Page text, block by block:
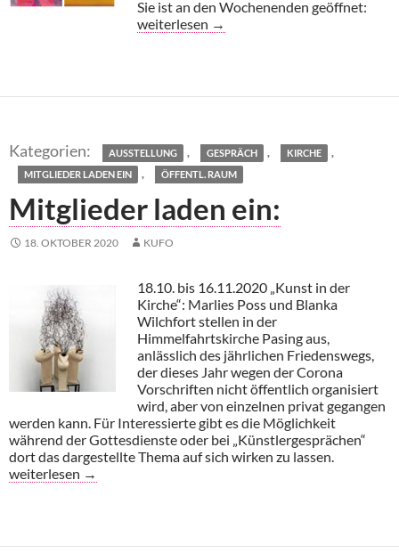
Sie ist an den Wochenenden geöffnet:
St. Raphael: Ausstellung „Hoffnungsfremd“
weiterlesen →
AUSSTELLUNG , GESPRÄCH , KIRCHE ,
MITGLIEDER LADEN EIN , ÖFFENTL. RAUM
Mitglieder laden ein:
18. OKTOBER 2020 KUFO
18.10. bis 16.11.2020 „Kunst in der
Kirche“: Marlies Poss und Blanka
Wilchfort stellen in der
Himmelfahrtskirche Pasing aus,
anlässlich des jährlichen Friedenswegs,
der dieses Jahr wegen der Corona
Vorschriften nicht öffentlich organisiert
wird, aber von einzelnen privat gegangen
werden kann. Für Interessierte gibt es die Möglichkeit
während der Gottesdienste oder bei „Künstlergesprächen“
dort das dargestellte Thema auf sich wirken zu lassen.
Mitglieder laden ein:
weiterlesen →